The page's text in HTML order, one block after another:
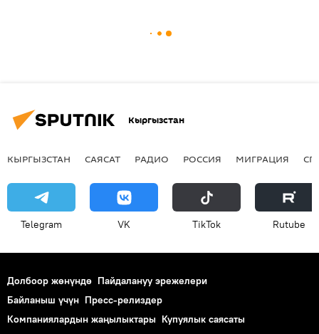
Кыргызстан
КЫРГЫЗСТАН САЯСАТ РАДИО РОССИЯ МИГРАЦИЯ
Telegram VK ТikТоk Rutube
Долбоор жөнүндө Пайдалануу эрежелери
Байланыш үчүн Пресс-релиздер
Компаниялардын жаңылыктары Купуялык саясаты